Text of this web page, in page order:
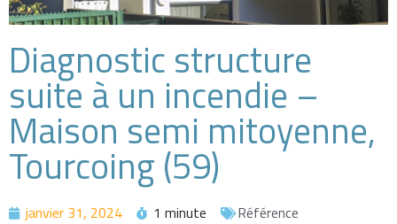
Diagnostic structure
suite à un incendie –
Maison semi mitoyenne,
Tourcoing (59)
janvier 31, 2024 1 minute
Référence